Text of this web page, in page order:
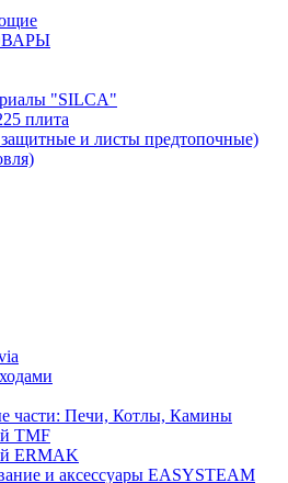
"SILCA"
плита
и листы предтопочные)
части: Печи, Котлы, Камины
TMF
ERMAK
и аксессуары EASYSTEAM